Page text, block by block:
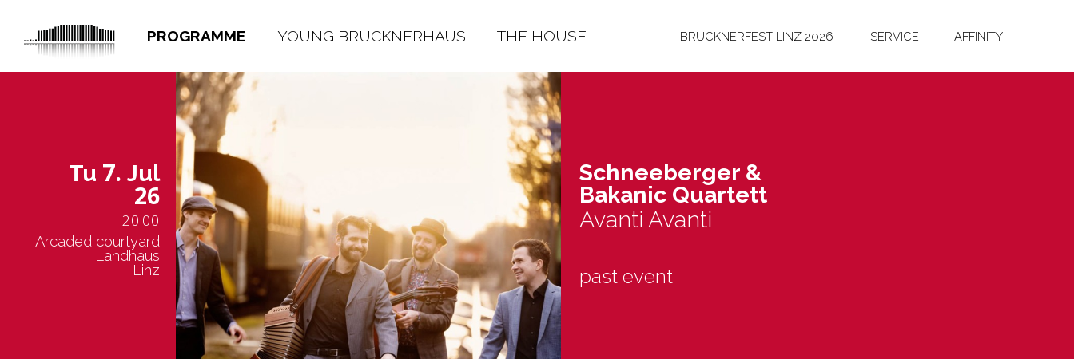
PROGRAMME YOUNG BRUCKNERHAUS THE HOUSE BRUCKNERFEST LINZ 2026 SERVICE AFFINITY
Tu 7. Jul
26
20:00
Arcaded courtyard
Landhaus
Linz
Schnee­ber­ger &
Baka­nic Quar­tett
Avanti Avanti
past event